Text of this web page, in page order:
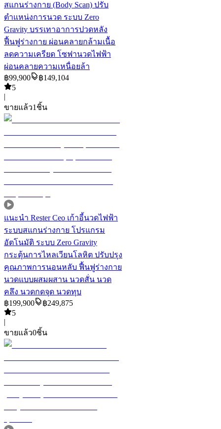
สแกนร่างกาย (Body Scan) ปรับ
ตำแหน่งการนวด ระบบ Zero
Gravity บรรเทาอาการปวดหลัง
ฟื้นฟูร่างกาย ผ่อนคลายกล้ามเนื้อ
ลดความเครียด โซฟานวดไฟฟ้า
ผ่อนคลายความเหนื่อยล้า
฿99,900 ฿149,104
5
|
ขายแล้ว1 ชิ้น
แนะนำ Rester Ceo เก้าอี้นวดไฟฟ้า
ระบบสแกนร่างกาย โปรแกรม
อัตโนมัติ ระบบ Zero Gravity
กระตุ้นการไหลเวียนโลหิต ปรับปรุง
คุณภาพการนอนหลับ ฟื้นฟูร่างกาย
นวดแบบผสมผสาน นวดสั่น นวด
คลึง นวดกดจุด นวดทุบ
฿199,900 ฿249,875
5
|
ขายแล้ว0ชิ้น